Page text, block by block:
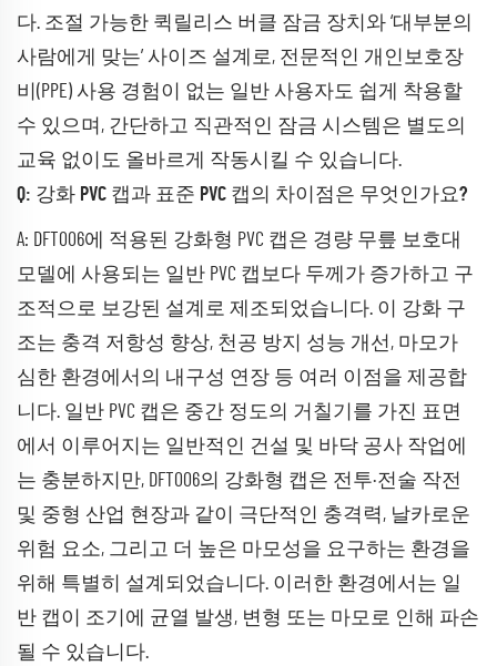
다. 조절 가능한 퀵릴리스 버클 잠금 장치와 ‘대부분의
사람에게 맞는’ 사이즈 설계로, 전문적인 개인보호장
비(PPE) 사용 경험이 없는 일반 사용자도 쉽게 착용할
수 있으며, 간단하고 직관적인 잠금 시스템은 별도의
교육 없이도 올바르게 작동시킬 수 있습니다.
Q: 강화 PVC 캡과 표준 PVC 캡의 차이점은 무엇인가요?
A: DFT006에 적용된 강화형 PVC 캡은 경량 무릎 보호대
모델에 사용되는 일반 PVC 캡보다 두께가 증가하고 구
조적으로 보강된 설계로 제조되었습니다. 이 강화 구
조는 충격 저항성 향상, 천공 방지 성능 개선, 마모가
심한 환경에서의 내구성 연장 등 여러 이점을 제공합
니다. 일반 PVC 캡은 중간 정도의 거칠기를 가진 표면
에서 이루어지는 일반적인 건설 및 바닥 공사 작업에
는 충분하지만, DFT006의 강화형 캡은 전투·전술 작전
및 중형 산업 현장과 같이 극단적인 충격력, 날카로운
위험 요소, 그리고 더 높은 마모성을 요구하는 환경을
위해 특별히 설계되었습니다. 이러한 환경에서는 일
반 캡이 조기에 균열 발생, 변형 또는 마모로 인해 파손
될 수 있습니다.